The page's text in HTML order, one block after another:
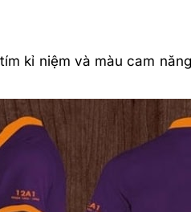
kỉ niệm và màu cam